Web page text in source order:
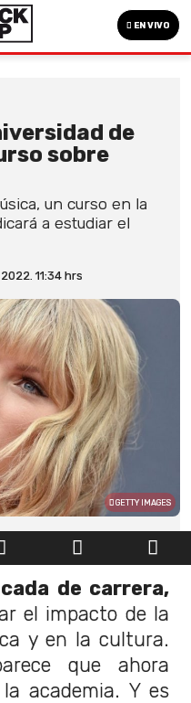
EN VIVO
de
sobre
un curso en la
a estudiar el
11:34 hrs
GETTY IMAGES
de carrera,
el impacto de la
y en la cultura.
que ahora
academia. Y es